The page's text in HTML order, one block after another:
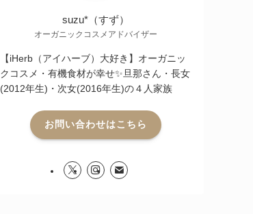
suzu*（すず）
オーガニックコスメアドバイザー
【iHerb（アイハーブ）大好き】オーガニッ
クコスメ・有機食材が幸せ✨旦那さん・長女
(2012年生)・次女(2016年生)の４人家族
お問い合わせはこちら